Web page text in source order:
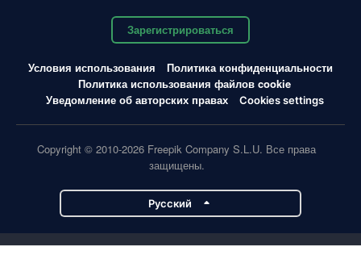
Зарегистрироваться
Условия использования
Политика конфиденциальности
Политика использования файлов cookie
Уведомление об авторских правах
Cookies settings
Copyright © 2010-2026 Freepik Company S.L.U. Все права
защищены.
Pусский